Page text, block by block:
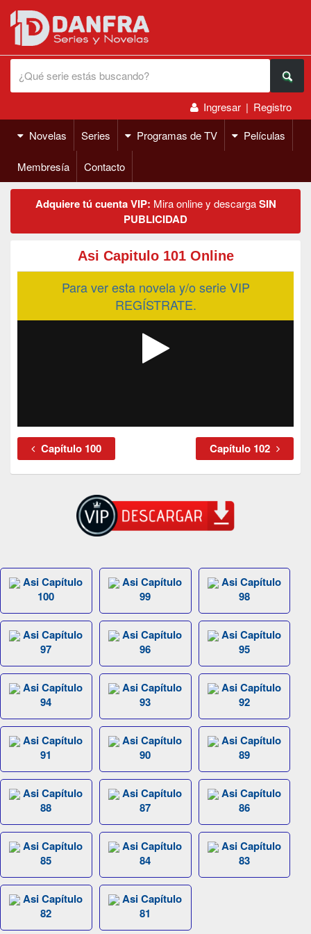
Ingresar | Registro
Novelas
Series Programas de TV Películas
Membresía Contacto
Adquiere tú cuenta VIP: Mira online y descargaSIN
PUBLICIDAD
Asi Capitulo 101 Online
Para ver esta novela y/o serie VIP
REGÍSTRATE.
Capítulo 100 Capítulo 102
Asi Capítulo
100
Asi Capítulo
99
Asi Capítulo
98
Asi Capítulo
97
Asi Capítulo
96
Asi Capítulo
95
Asi Capítulo
94
Asi Capítulo
93
Asi Capítulo
92
Asi Capítulo
91
Asi Capítulo
90
Asi Capítulo
89
Asi Capítulo
88
Asi Capítulo
87
Asi Capítulo
86
Asi Capítulo
85
Asi Capítulo
84
Asi Capítulo
83
Asi Capítulo
82
Asi Capítulo
81